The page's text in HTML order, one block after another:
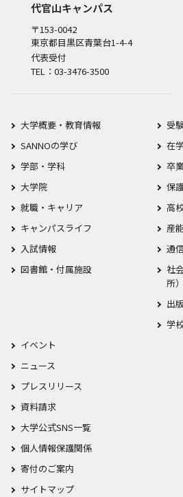
代官山キャンパス
〒153-0042
東京都目黒区青葉台1-4-4
代表受付
TEL：03-3476-3500
大学概要・教育情報
SANNOの学び
学部・学科
大学院
就職・キャリア
キャンパスライフ
入試情報
図書館・付属施設
受
在
卒
保
高
産
通
社
所）
出
学
イベント
ニュース
プレスリリース
資料請求
大学公式SNS一覧
個人情報保護関係
寄付のご案内
サイトマップ